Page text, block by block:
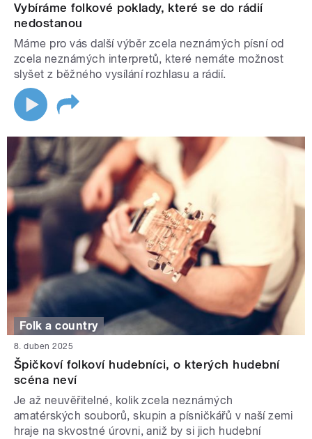
Vybíráme folkové poklady, které se do rádií
nedostanou
Máme pro vás další výběr zcela neznámých písní od
zcela neznámých interpretů, které nemáte možnost
slyšet z běžného vysílání rozhlasu a rádií.
Folk a country
8. duben 2025
Špičkoví folkoví hudebníci, o kterých hudební
scéna neví
Je až neuvěřitelné, kolik zcela neznámých
amatérských souborů, skupin a písničkářů v naší zemi
hraje na skvostné úrovni, aniž by si jich hudební